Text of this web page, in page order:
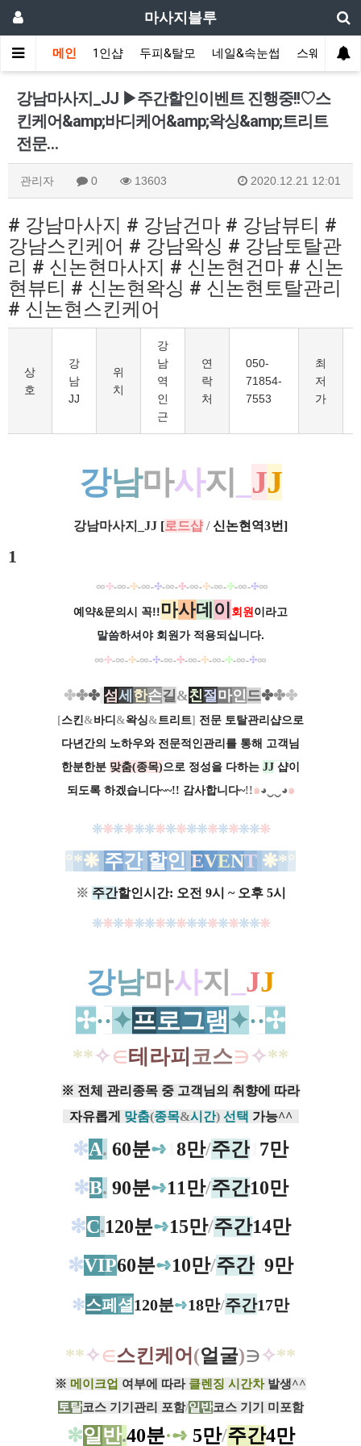
마사지블루
메인 1인샵 두피&탈모 네일&속눈썹 스웨디시(
강남마사지_JJ ▶주간할인이벤트 진행중!!♡스
킨케어&amp;바디케어&amp;왁싱&amp;트리트
전문…
관리자 0 13603 2020.12.21 12:01
# 강남마사지 # 강남건마 # 강남뷰티 #
강남스킨케어 # 강남왁싱 # 강남토탈관
리 # 신논현마사지 # 신논현건마 # 신논
현뷰티 # 신논현왁싱 # 신논현토탈관리
# 신논현스킨케어
상
호
강
남
JJ
위
치
강
남
역
인
근
연
락
처
050-
71854-
7553
최
저
가
강남마사지 JJ
강남마사지_JJ [로드샵 / 신논현역3번]
1
∞✣-∞-✣-∞-✣-∞-✣-∞-✣-∞-✣-∞-✣∞
예약&문의시 꼭!!마사데 이 회원 이라고
말씀하셔야 회원가 적용되십니다.
∞✣-∞-✣-∞-✣-∞-✣-∞-✣-∞-✣-∞-✣∞
✤✤✤ 섬 세 한손길&친절마인드✤✤✤
[스킨&바디 &왁싱&트리트] 전문 토탈관리샵으로
다년간의 노하우와 전문적인관리를 통해 고객님
한분한분 맞춤(종목)으로 정성을 다하는 JJ 샵이
되도록 하겠습니다~~!! 감사합니다~​!!๑◕‿‿◕๑
❊❊❊❊❊❊❊❊❊❊❊❊❊❊❊❊❊
°*❋ 주간 할인 EVENT ❋*°
※ 주간할인시간: 오전 9시 ~ 오후 5시
❊❊❊❊❊❊❊❊❊❊❊❊❊❊❊❊❊
강남마사지 JJ
✢··✦프로그램✦··✢
**✧∈테라피 코스∋✧**
​※ 전체 관리종목 중 고객님의 취향에 따라
자유롭게 맞춤(종목&시간)선택 가능^^
✻A. 60분➺ 8만/주간 7만
✻B. 90분➺11만/주간10만
✻C.120분➺15만/주간14만
✻VIP60분➺10만/주간 9만
✻스페 셜 120분➺18만/주간17만
**✧∈스킨케어 (얼굴)∋✧**
※ 메이크업 여부에 따라 클렌징 시간차 발생^^
토탈코스 기기관리 포함/일반코스 기기 미포함
✻일 반.40분·➺ 5만/주간4만